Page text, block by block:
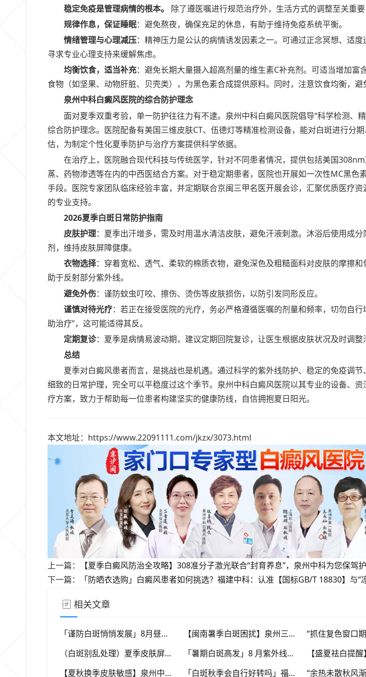
稳定免疫是管理病情的根本。
除了遵医嘱进行规范治疗外，生活方式的调整至关重要
规律作息，保证睡眠：避免熬夜，确保充足的休息，有助于维持免疫系统平衡。
情绪管理与心理减压：精神压力是公认的病情诱发因素之一。可通过正念冥想、适
寻求专业心理支持来缓解焦虑。
均衡饮食，适当补充：避免长期大量摄入超高剂量的维生素C补充剂。可适当增加富
食物（如坚果、动物肝脏、贝壳类），为黑色素合成提供原料。同时，注意饮食均衡，避
泉州中科白癜风医院的综合防护理念
面对夏季双重考验，单一防护往往力有不逮。泉州中科白癜风医院倡导“科学检测、
综合防护理念。医院配备有美国三维皮肤CT、伍德灯等精准检测设备，能对白斑进行分
估，为制定个性化夏季防护与治疗方案提供科学依据。
在治疗上，医院融合现代科技与传统医学，针对不同患者情况，提供包括美国
蒸、药物渗透等在内的中西医结合方案。对于稳定期患者，医院也开展如一次性MC黑色
手段。医院专家团队临床经验丰富，并定期联合京闽三甲名医开展会诊，汇聚优质医疗
的专业支持。
2026夏季白斑日常防护指南
皮肤护理：夏季出汗增多，需及时用温水清洁皮肤，避免汗液刺激。沐浴后使用成
剂，维持皮肤屏障健康。
衣物选择：穿着宽松、透气、柔软的棉质衣物，避免深色及粗糙面料对皮肤的摩擦
助于反射部分紫外线。
避免外伤：谨防蚊虫叮咬、擦伤、烫伤等皮肤损伤，以防引发同形反应。
谨慎对待光疗：若正在接受医院的光疗，务必严格遵循医嘱的剂量和频率，切勿自行
助治疗”，这可能适得其反。
定期复诊：夏季是病情易波动期，建议定期回院复诊，让医生根据皮肤状况及时调整
总结
夏季对白癜风患者而言，是挑战也是机遇。通过科学的紫外线防护、稳定的免疫调
细致的日常护理，完全可以平稳度过这个季节。泉州中科白癜风医院以其专业的设备、
疗方案，致力于帮助每一位患者构建坚实的健康防线，自信拥抱夏日阳光。
本文地址：https://www.22091111.com/jkzx/3073.html
上一篇：
【夏季白癜风防治全攻略】308准分子激光联合“封育养息”，泉州中科为您保驾
下一篇：
「防晒衣选购」白癜风患者如何挑选？福建中科：认准【国标GB/T 18830】与“
相关文章
「谨防白斑悄悄发展」8月昼长夜短易熬夜，免疫力波动干扰黑素细胞，福建泉州中科白癜风医院教你安稳度过白癜风高发季 【闽南暑季白斑困扰】泉州三伏天闷热潮湿，白斑患者出汗后及时清洁，福建泉州中科白癜风医院解析夏季白斑诱因
（白斑别乱处理）夏季皮肤屏障脆弱，抓挠磕碰可催生新白斑，福建泉州中科白癜风医院科普盛夏白癜风防护小常识
「暑期白斑高发」8 月紫外线居高不下，白斑切勿盲目暴晒，福建泉州中科白癜风医院提醒做好科学防晒规避扩散风险
【夏秋换季皮肤敏感】泉州中科白癜风医院，福建本地白斑朋友，做好日常护理很关键
「白斑秋季会自行好转吗」福建泉州中科白癜风医院，提醒广大患者切勿抱有侥幸心理